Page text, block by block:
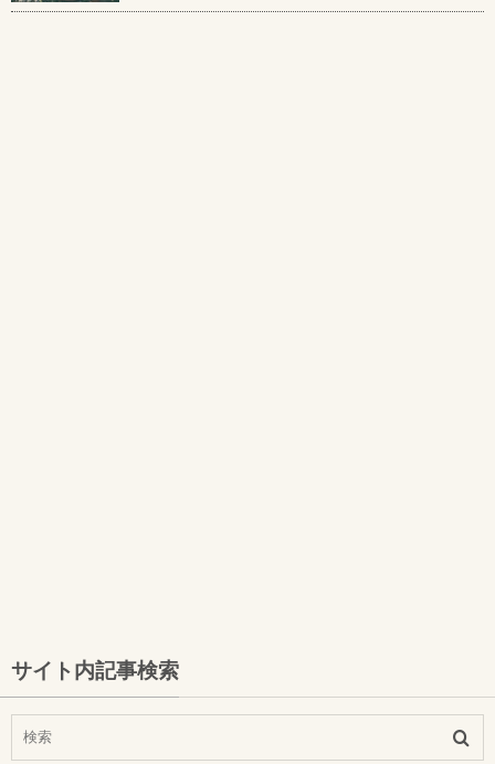
サイト内記事検索